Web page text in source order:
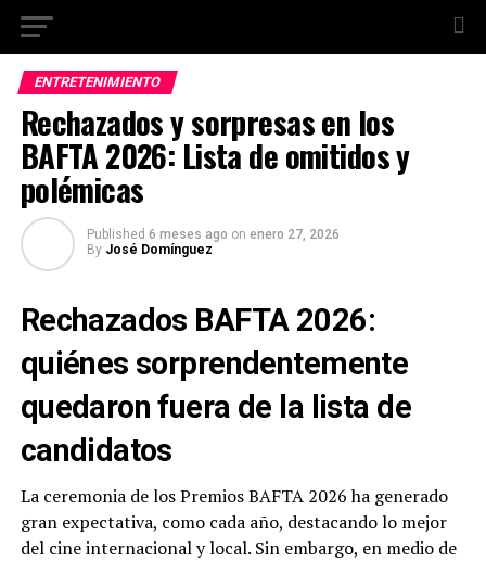
ENTRETENIMIENTO
Rechazados y sorpresas en los
BAFTA 2026: Lista de omitidos y
polémicas
Published 6 meses ago on enero 27, 2026
By José Domínguez
Rechazados BAFTA 2026:
quiénes sorprendentemente
quedaron fuera de la lista de
candidatos
La ceremonia de los Premios BAFTA 2026 ha generado
gran expectativa, como cada año, destacando lo mejor
del cine internacional y local. Sin embargo, en medio de